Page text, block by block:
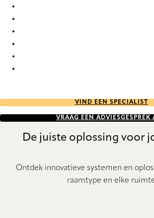
VIND EEN SPECIALIST
VRAAG EEN ADVIESGESPREK
De juiste oplossing voor
Ontdek innovatieve systemen en
raamtype en elke